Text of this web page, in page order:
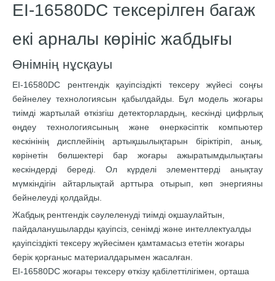
EI-16580DC тексерілген багаж
екі арналы көрініс жабдығы
Өнімнің нұсқауы
EI-16580DC рентгендік қауіпсіздікті тексеру жүйесі соңғы
бейнелеу технологиясын қабылдайды. Бұл модель жоғары
тиімді жартылай өткізгіш детекторлардың, кескінді цифрлық
өңдеу технологиясының және өнеркәсіптік компьютер
кескінінің дисплейінің артықшылықтарын біріктіріп, анық,
көрінетін бөлшектері бар жоғары ажыратымдылықтағы
кескіндерді береді. Ол күрделі элементтерді анықтау
мүмкіндігін айтарлықтай арттыра отырып, көп энергияны
бейнелеуді қолдайды.
Жабдық рентгендік сәулеленуді тиімді оқшаулайтын,
пайдаланушыларды қауіпсіз, сенімді және интеллектуалды
қауіпсіздікті тексеру жүйесімен қамтамасыз ететін жоғары
берік қорғаныс материалдарымен жасалған.
EI-16580DC жоғары тексеру өткізу қабілеттілігімен, орташа